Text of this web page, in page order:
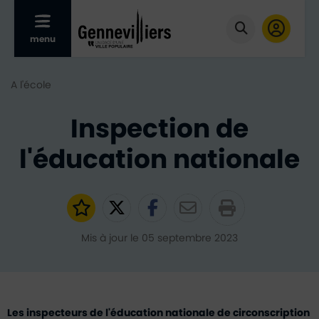
Afficher le menu mobile
menu Cliquer
A l'école
Inspection de
l'éducation nationale
Ajouter aux favoris
Partager sur Twitter
Partager sur
Partager par
Mis à jour le 05 septembre 2023
Les inspecteurs de l'éducation nationale de circonscription